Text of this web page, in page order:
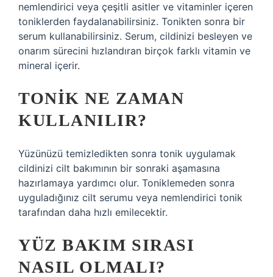
nemlendirici veya çeşitli asitler ve vitaminler içeren
toniklerden faydalanabilirsiniz. Tonikten sonra bir
serum kullanabilirsiniz. Serum, cildinizi besleyen ve
onarım sürecini hızlandıran birçok farklı vitamin ve
mineral içerir.
TONIK NE ZAMAN
KULLANILIR?
Yüzünüzü temizledikten sonra tonik uygulamak
cildinizi cilt bakımının bir sonraki aşamasına
hazırlamaya yardımcı olur. Toniklemeden sonra
uyguladığınız cilt serumu veya nemlendirici tonik
tarafından daha hızlı emilecektir.
YÜZ BAKIM SIRASI
NASIL OLMALI?